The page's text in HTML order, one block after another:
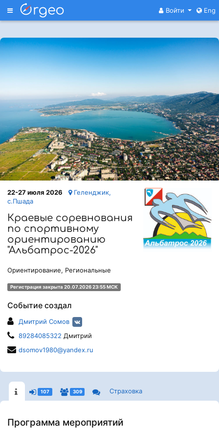
Меню Войти Eng
22-27 июля 2026
Геленджик,
с.Пшада
Краевые соревнования
по спортивному
ориентированию
"Альбатрос-2026"
Ориентирование, Региональные
Регистрация закрыта 20.07.2026 23:55 МСК
Событие создал
Дмитрий Сомов
89284085322 Дмитрий
dsomov1980@yandex.ru
107 309 Страховка
Программа мероприятий